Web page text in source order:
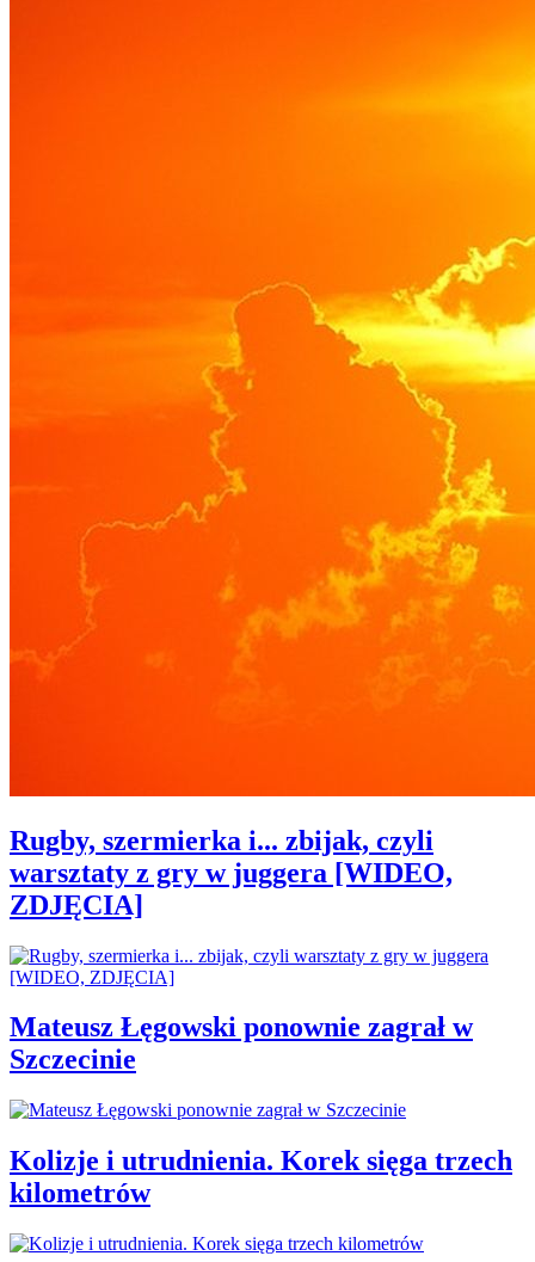
Rugby, szermierka i... zbijak, czyli
warsztaty z gry w juggera [WIDEO,
ZDJĘCIA]
Mateusz Łęgowski ponownie zagrał w
Szczecinie
Kolizje i utrudnienia. Korek sięga trzech
kilometrów